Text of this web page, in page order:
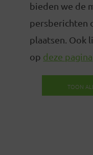
bieden we de
persberichten
plaatsen. Ook
op deze pagina
TOON